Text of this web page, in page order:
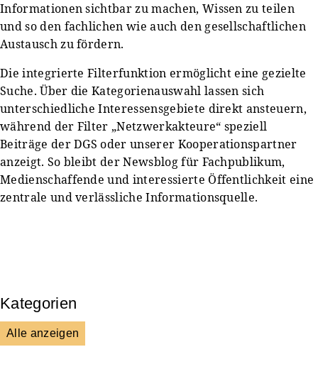
Informationen sichtbar zu machen, Wissen zu teilen
und so den fachlichen wie auch den gesellschaftlichen
Austausch zu fördern.
Die integrierte Filterfunktion ermöglicht eine gezielte
Suche. Über die Kategorienauswahl lassen sich
unterschiedliche Interessensgebiete direkt ansteuern,
während der Filter „Netzwerkakteure“ speziell
Beiträge der DGS oder unserer Kooperationspartner
anzeigt. So bleibt der Newsblog für Fachpublikum,
Medienschaffende und interessierte Öffentlichkeit eine
zentrale und verlässliche Informationsquelle.
Kategorien
Alle anzeigen